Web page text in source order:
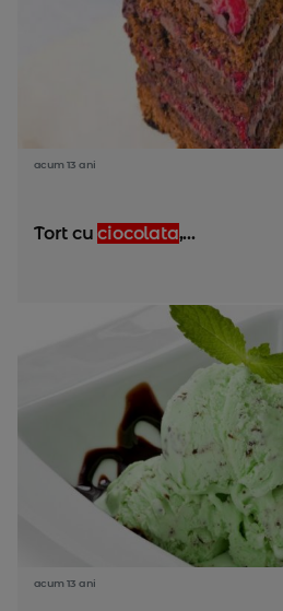
acum 13 ani
Tort cuciocolata,...
acum 13 ani